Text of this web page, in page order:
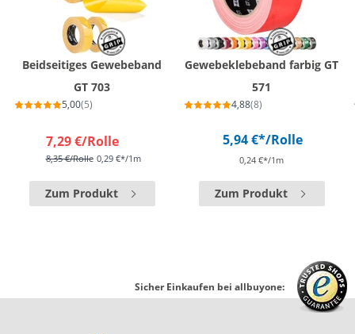
Beidseitiges Gewebeband
GT 703
5,00(5)
7,29 €/Rolle
8,35 €/Rolle 0,29 €*/1m
Zum Produkt
Gewebeklebeband farbig GT
571
4,88(8)
5,94 €*/Rolle
0,24 €*/1m
Zum Produkt
Sicher Einkaufen bei allbuyone: